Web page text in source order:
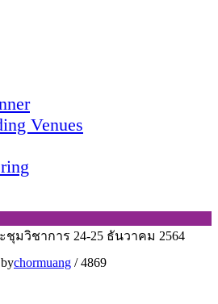
Venues
มวิชาการ 24-25 ธันวาคม 2564
chormuang / 4869